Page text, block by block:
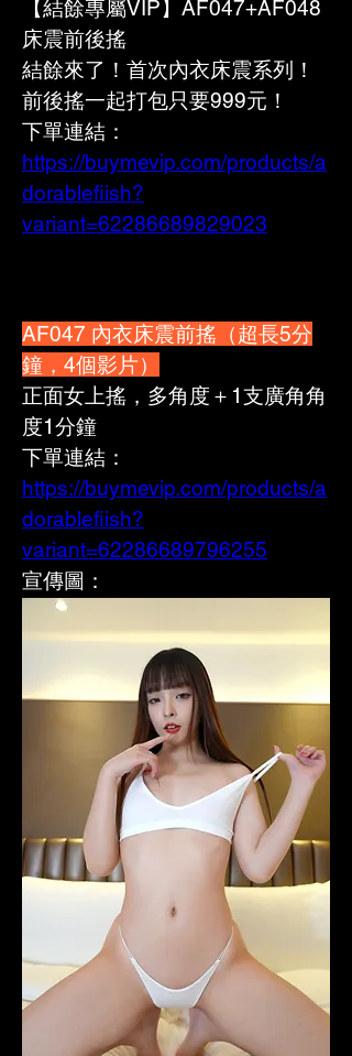
【結餘專屬VIP】AF047+AF048
床震前後搖
結餘來了！首次內衣床震系列！
前後搖一起打包只要999元！
下單連結：
https://buymevip.com/products/a
dorablefiish?
variant=62286689829023
AF047 內衣床震前搖（超長5分
鐘，4個影片）
正面女上搖，多角度＋1支廣角角
度1分鐘
下單連結：
https://buymevip.com/products/a
dorablefiish?
variant=62286689796255
宣傳圖：